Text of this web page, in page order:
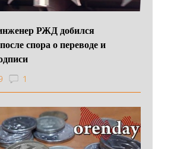
РЖД добился
спора о переводе и
1